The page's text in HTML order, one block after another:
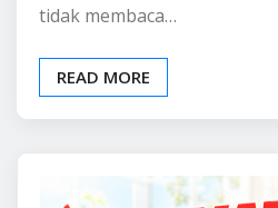
tidak membaca…
READ MORE